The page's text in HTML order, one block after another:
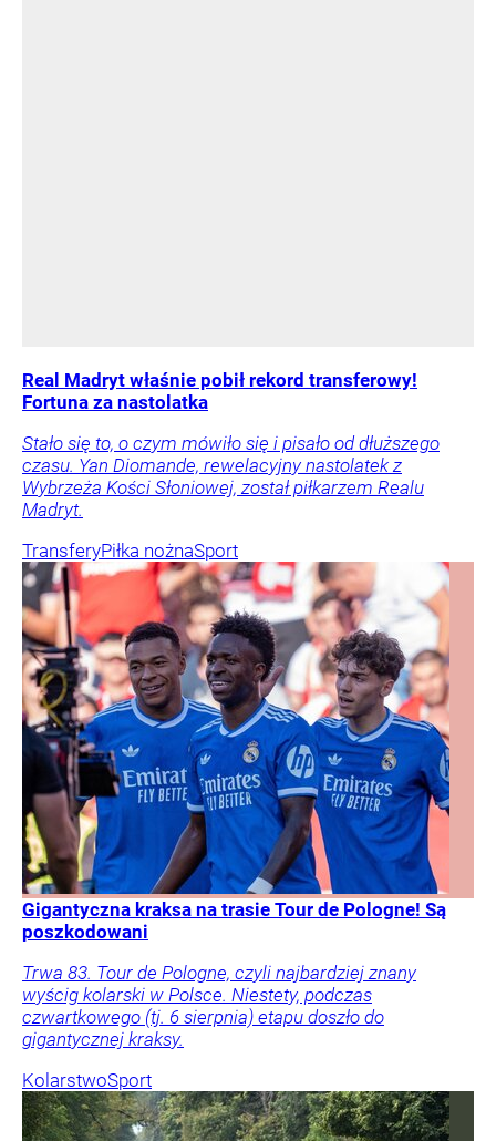
Real Madryt właśnie pobił rekord transferowy!
Fortuna za nastolatka
Stało się to, o czym mówiło się i pisało od dłuższego
czasu. Yan Diomande, rewelacyjny nastolatek z
Wybrzeża Kości Słoniowej, został piłkarzem Realu
Madryt.
TransferyPiłka nożnaSport
Gigantyczna kraksa na trasie Tour de Pologne! Są
poszkodowani
Trwa 83. Tour de Pologne, czyli najbardziej znany
wyścig kolarski w Polsce. Niestety, podczas
czwartkowego (tj. 6 sierpnia) etapu doszło do
gigantycznej kraksy.
KolarstwoSport